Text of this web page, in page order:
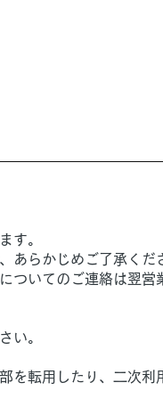
す。
あらかじめご了承くだ
ついてのご連絡は翌営
い。
を転用したり、二次利